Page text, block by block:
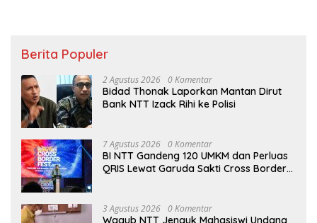
Berita Populer
2 Agustus 2026 0 Komentar
Bidad Thonak Laporkan Mantan Dirut
Bank NTT Izack Rihi ke Polisi
7 Agustus 2026 0 Komentar
BI NTT Gandeng 120 UMKM dan Perluas
QRIS Lewat Garuda Sakti Cross Border
3 Agustus 2026 0 Komentar
Wagub NTT Jenguk Mahasiswi Undana